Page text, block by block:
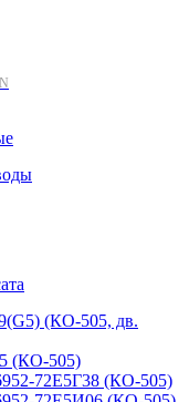
(КО-505, дв.
(КО-505)
72Е5Г38 (КО-505)